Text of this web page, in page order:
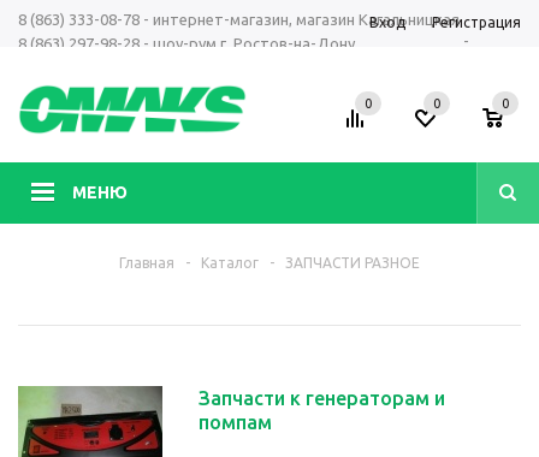
8 (863) 333-08-78 - интернет-магазин, магазин Кагальницкая
8 (863) 297-98-28 - шоу-рум г. Ростов-на-Дону
-
Вход Регистрация
МЕНЮ
0 0 0
Главная - Каталог - ЗАПЧАСТИ РАЗНОЕ
Запчасти к генераторам и
помпам